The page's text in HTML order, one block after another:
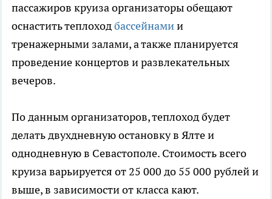
пассажиров круиза организаторы обещают
оснастить теплоходбассейнамии
тренажерными залами, а также планируется
проведение концертов и развлекательных
вечеров.
По данным организаторов, теплоход будет
делать двухдневную остановку в Ялте и
однодневную в Севастополе. Стоимость всего
круиза варьируется от 25 000 до 55 000 рублей и
выше, в зависимости от класса кают.